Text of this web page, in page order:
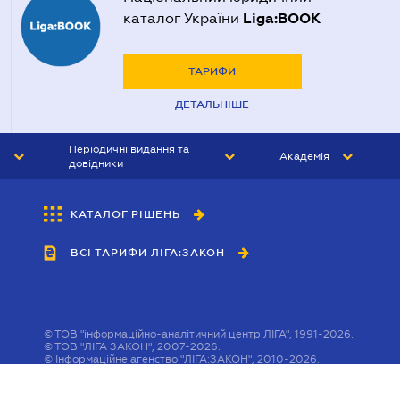
каталог України Liga:BOOK
ТАРИФИ
ДЕТАЛЬНІШЕ
Періодичні видання та
довідники
БУХГАЛТЕР&ЗАКОН
ВІСНИК МСФЗ
Академія
КАТАЛОГ РІШЕНЬ
ВСІ ТАРИФИ ЛІГА:ЗАКОН
©ТОВ "інформаційно-аналітичний центр ЛІГА", 1991-2026.
©ТОВ "ЛІГА ЗАКОН", 2007-2026.
© Інформаційне агенство "ЛІГА:ЗАКОН", 2010-2026.